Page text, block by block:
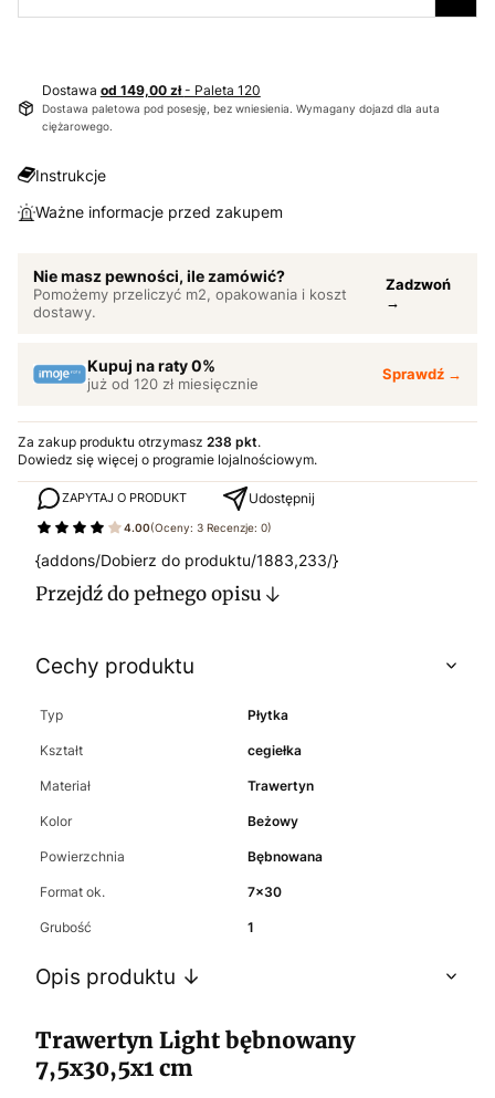
Dostawa od 149,00 zł- Paleta 120
Dostawa paletowa pod posesję, bez wniesienia. Wymagany dojazd dla auta
ciężarowego.
Instrukcje
Ważne informacje przed zakupem
Nie masz pewności, ile zamówić?
Pomożemy przeliczyć m2, opakowania i koszt
dostawy.
Zadzwoń
→
Kupuj na raty 0%
już od 120 zł miesięcznie
Sprawdź →
Za zakup produktu otrzymasz 238 pkt.
Dowiedz się więcej o programie lojalnościowym.
ZAPYTAJ O PRODUKT Udostępnij
4.00(Oceny: 3 Recenzje: 0)
{addons/Dobierz do produktu/1883,233/}
Przejdź do pełnego opisu
Cechy produktu
Typ Płytka
Kształt cegiełka
Materiał Trawertyn
Kolor Beżowy
Powierzchnia Bębnowana
Format ok. 7x30
Grubość 1
Opis produktu ↓
Trawertyn Light bębnowany
7,5x30,5x1 cm